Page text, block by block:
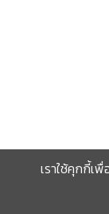
เราใช้คุกกี้เ